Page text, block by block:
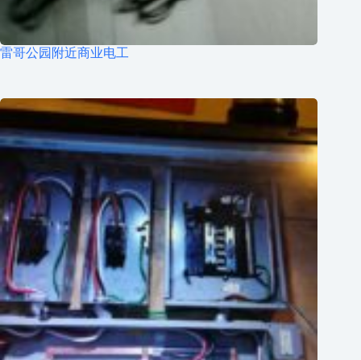
雷哥公园附近商业电工